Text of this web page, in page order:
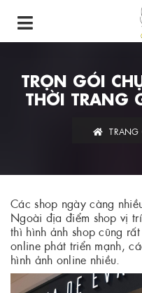
TRỌN GÓI
THỜI TRANG
TRANG
Các shop ngày càng
Ngoài địa điểm shop vị
thì hình ảnh shop cũng
online phát triển mạnh,
hình ảnh online nhiều.